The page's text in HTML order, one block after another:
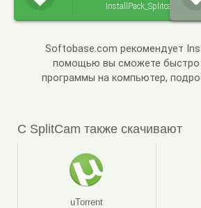
InstallPack_Splitcam.exe
Softobase.com рекомендует
помощью вы сможете быстро
программы на компьютер,
С SplitCam также скачивают
uTorrent